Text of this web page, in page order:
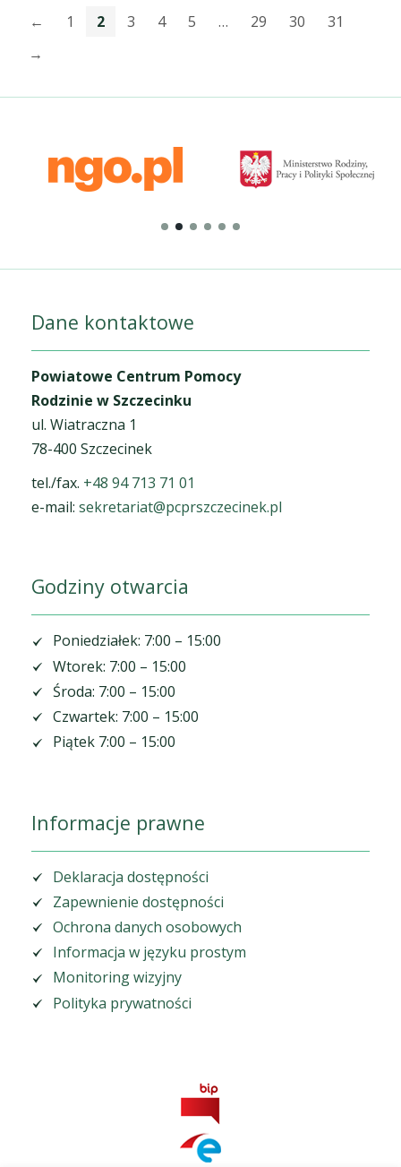
← 1 2 3 4 5 … 29 30
31
→
Dane kontaktowe
Powiatowe Centrum Pomocy
Rodzinie w Szczecinku
ul. Wiatraczna 1
78-400 Szczecinek
tel./fax. +48 94 713 71 01
e-mail: sekretariat@pcprszczecinek.pl
Godziny otwarcia
Poniedziałek: 7:00 – 15:00
Wtorek: 7:00 – 15:00
Środa: 7:00 – 15:00
Czwartek: 7:00 – 15:00
Piątek 7:00 – 15:00
Informacje prawne
Deklaracja dostępności
Zapewnienie dostępności
Ochrona danych osobowych
Informacja w języku prostym
Monitoring wizyjny
Polityka prywatności